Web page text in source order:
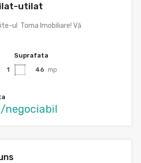
utilat
ul Toma Imobiliare! Vă
1
Suprafata
46 mp